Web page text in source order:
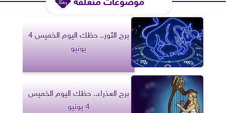
برج الثور.. حظك اليوم الخميس 4
يونيو
برج العذراء.. حظك اليوم الخميس
4 يونيو